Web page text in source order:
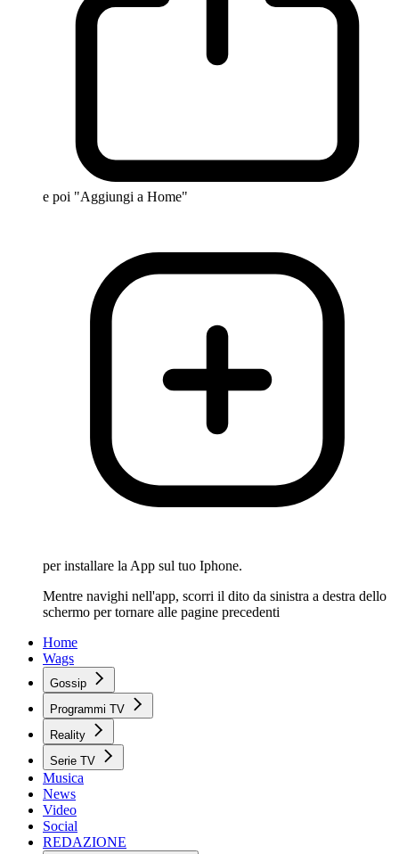
e poi "Aggiungi a Home"
per installare la App sul tuo Iphone.
Mentre navighi nell'app, scorri il dito da sinistra a destra dello
schermo per tornare alle pagine precedenti
Home
Wags
Gossip
Programmi TV
Reality
Serie TV
Musica
News
Video
Social
REDAZIONE